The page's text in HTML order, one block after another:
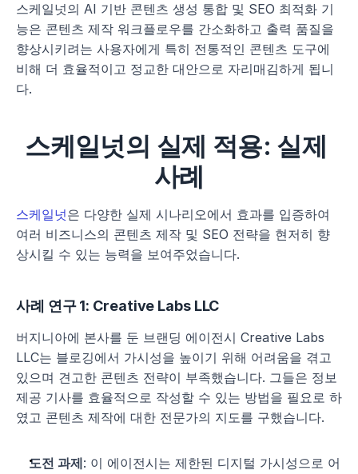
스케일넛의 AI 기반 콘텐츠 생성 통합 및 SEO 최적화 기
능은 콘텐츠 제작 워크플로우를 간소화하고 출력 품질을
향상시키려는 사용자에게 특히 전통적인 콘텐츠 도구에
비해 더 효율적이고 정교한 대안으로 자리매김하게 됩니
다.
스케일넛의 실제 적용: 실제
사례
스케일넛은 다양한 실제 시나리오에서 효과를 입증하여
여러 비즈니스의 콘텐츠 제작 및 SEO 전략을 현저히 향
상시킬 수 있는 능력을 보여주었습니다.
사례 연구 1: Creative Labs LLC
버지니아에 본사를 둔 브랜딩 에이전시 Creative Labs
LLC는 블로깅에서 가시성을 높이기 위해 어려움을 겪고
있으며 견고한 콘텐츠 전략이 부족했습니다. 그들은 정보
제공 기사를 효율적으로 작성할 수 있는 방법을 필요로 하
였고 콘텐츠 제작에 대한 전문가의 지도를 구했습니다.
도전 과제: 이 에이전시는 제한된 디지털 가시성으로 어